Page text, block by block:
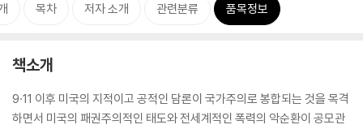
목차 저자 소개 관련분류 품목정보
책소개
9·11 이후 미국의 지적이고 공적인 담론이 국가주의로 봉합되는 것을 목격
하면서 미국의 패권주의적인 태도와 전세계적인 폭력의 악순환이 공모관